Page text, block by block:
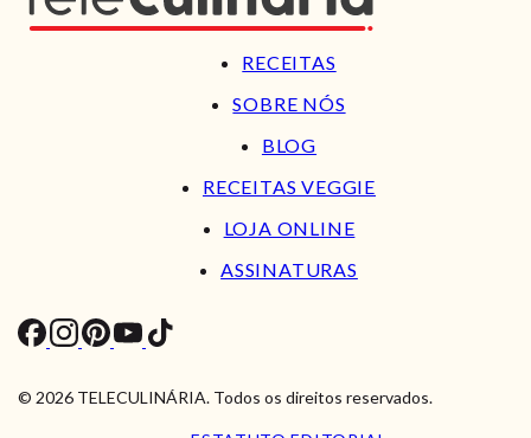
RECEITAS
SOBRE NÓS
BLOG
RECEITAS VEGGIE
LOJA ONLINE
ASSINATURAS
© 2026 TELECULINÁRIA. Todos os direitos reservados.